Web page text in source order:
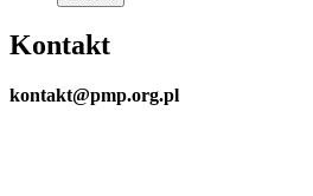
Kontakt
kontakt@pmp.org.pl